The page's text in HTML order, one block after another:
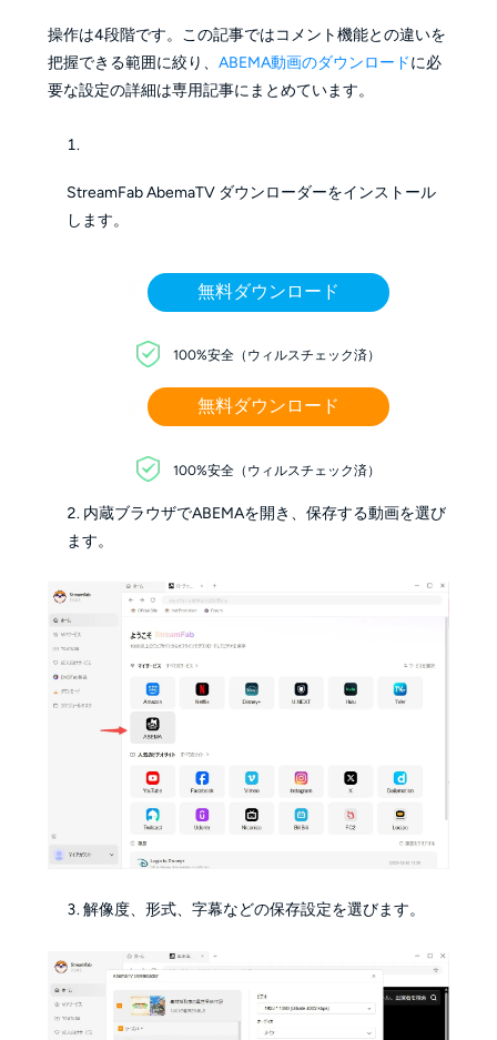
操作は4段階です。この記事ではコメント機能との違いを
把握できる範囲に絞り、 ABEMA動画のダウンロードに必
要な設定の詳細は専用記事にまとめています。
StreamFab AbemaTV ダウンローダーをインストール
します。
無料ダウンロード
100%安全（ウィルスチェック済）
無料ダウンロード
100%安全（ウィルスチェック済）
内蔵ブラウザでABEMAを開き、保存する動画を選び
ます。
解像度、形式、字幕などの保存設定を選びます。